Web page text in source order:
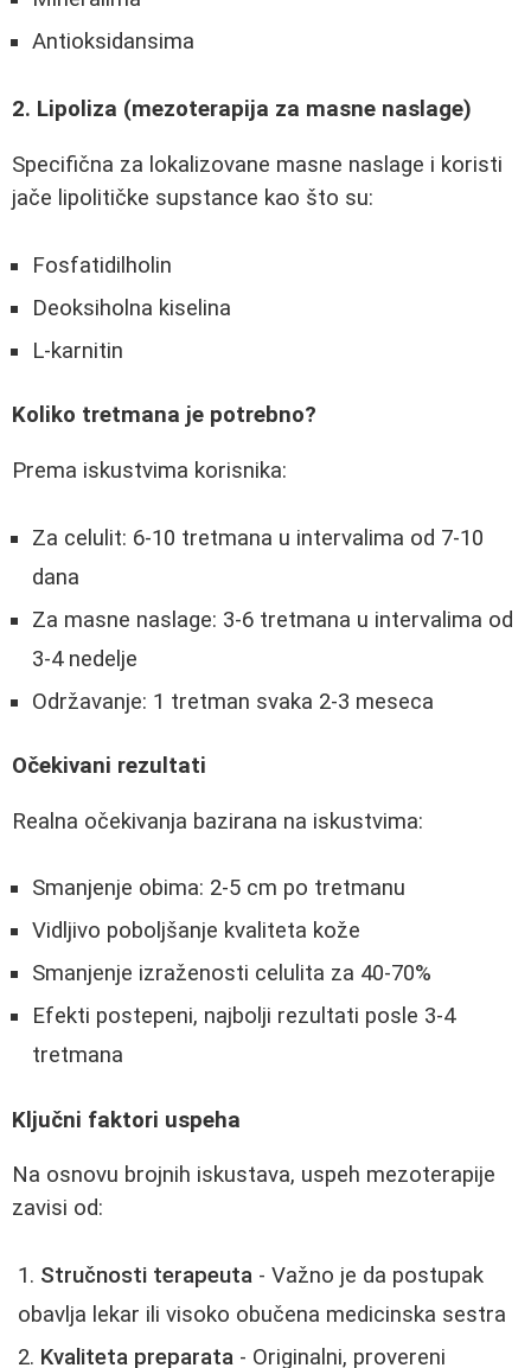
Antioksidansima
2. Lipoliza (mezoterapija za masne naslage)
Specifična za lokalizovane masne naslage i koristi
jače lipolitičke supstance kao što su:
Fosfatidilholin
Deoksiholna kiselina
L-karnitin
Koliko tretmana je potrebno?
Prema iskustvima korisnika:
Za celulit: 6-10 tretmana u intervalima od 7-10
dana
Za masne naslage: 3-6 tretmana u intervalima od
3-4 nedelje
Održavanje: 1 tretman svaka 2-3 meseca
Očekivani rezultati
Realna očekivanja bazirana na iskustvima:
Smanjenje obima: 2-5 cm po tretmanu
Vidljivo poboljšanje kvaliteta kože
Smanjenje izraženosti celulita za 40-70%
Efekti postepeni, najbolji rezultati posle 3-4
tretmana
Ključni faktori uspeha
Na osnovu brojnih iskustava, uspeh mezoterapije
zavisi od:
Stručnosti terapeuta - Važno je da postupak
obavlja lekar ili visoko obučena medicinska sestra
Kvaliteta preparata - Originalni, provereni